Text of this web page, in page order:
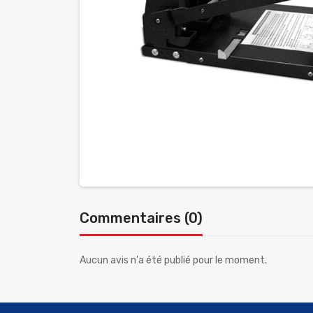
Commentaires (0)
Aucun avis n'a été publié pour le moment.